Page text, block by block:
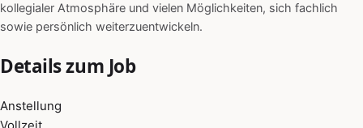
kollegialer Atmosphäre und vielen Möglichkeiten, sich fachlich
sowie persönlich weiterzuentwickeln.
Details zum Job
Anstellung